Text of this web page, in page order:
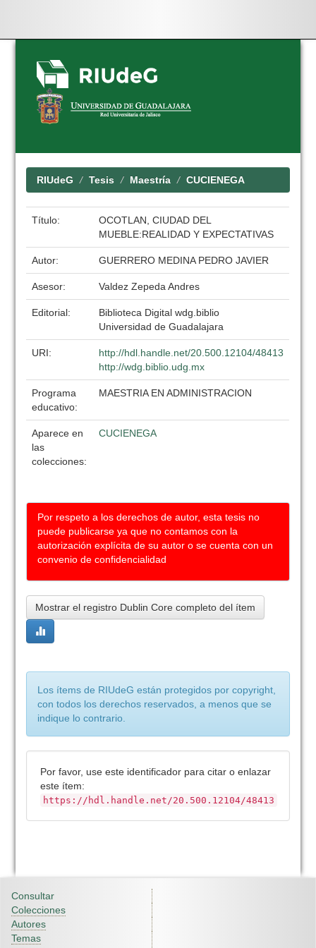
Skip
navigation
RIUdeG Tesis Maestría CUCIENEGA
Título:
OCOTLAN, CIUDAD DEL
MUEBLE:REALIDAD Y EXPECTATIVAS
Autor: GUERRERO MEDINA PEDRO JAVIER
Asesor: Valdez Zepeda Andres
Editorial:
Biblioteca Digital wdg.biblio
Universidad de Guadalajara
URI:
http://hdl.handle.net/20.500.12104/48413
http://wdg.biblio.udg.mx
Programa
educativo:
MAESTRIA EN ADMINISTRACION
Aparece en
las
colecciones:
CUCIENEGA
Por respeto a los derechos de autor, esta tesis no
puede publicarse ya que no contamos con la
autorización explícita de su autor o se cuenta con un
convenio de confidencialidad
Mostrar el registro Dublin Core completo del ítem
Los ítems de RIUdeG están protegidos por copyright,
con todos los derechos reservados, a menos que se
indique lo contrario.
Por favor, use este identificador para citar o enlazar
este ítem:
https://hdl.handle.net/20.500.12104/48413
Consultar
Colecciones
Autores
Temas